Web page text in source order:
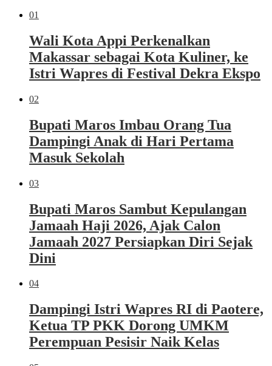
01
Wali Kota Appi Perkenalkan
Makassar sebagai Kota Kuliner, ke
Istri Wapres di Festival Dekra Ekspo
02
Bupati Maros Imbau Orang Tua
Dampingi Anak di Hari Pertama
Masuk Sekolah
03
Bupati Maros Sambut Kepulangan
Jamaah Haji 2026, Ajak Calon
Jamaah 2027 Persiapkan Diri Sejak
Dini
04
Dampingi Istri Wapres RI di Paotere,
Ketua TP PKK Dorong UMKM
Perempuan Pesisir Naik Kelas